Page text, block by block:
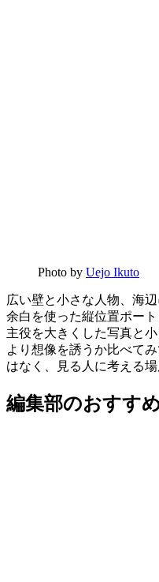
Photo by Uejo Ikuto
広い壁と小さな人物、海
余白を使った縦位置ポー
主役を大きくした写真と
より想像を誘うか比べて
はなく、見る人に考える場
編集部のおすす